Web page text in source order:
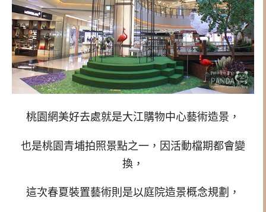
桃園網美好去處就是大江購物中心藝術造景，
也是桃園青埔拍照景點之一，因活動檔期都會變
換，
這次春夏裝置藝術則是以庭院造景概念規劃，